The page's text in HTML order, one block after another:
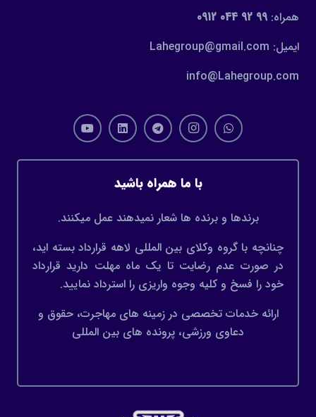
همراه:99 92 044 0912
ایمیل: Lahegroup@gmail.com
info@Lahegroup.com
با ما همراه باشید
برندها و برنده ها شعار نمیدهند عمل میکنند.
چنانچه با گروه وکلای بین المللی لاهه قرارداد بسته اید،
در صورت عدم رضایت تا یک ماه مهلت دارید قرارداد
خود را فسخ و کلیه وجوه واریزی را استرداد نمایید.
ارائه خدمات تخصصی در زمینه های مهاجرت، حقوق و
دعاوی ورزشی، پرونده های بین المللی